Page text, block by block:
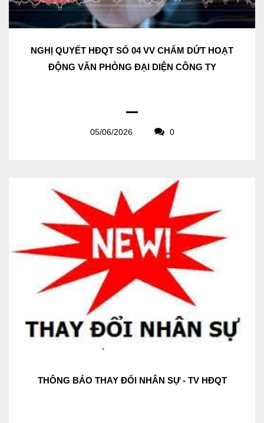
NGHỊ QUYẾT HĐQT SỐ 04 VV CHẤM DỨT HOẠT
ĐỘNG VĂN PHÒNG ĐẠI DIỆN CÔNG TY
05/06/2026 0
THÔNG BÁO THAY ĐỔI NHÂN SỰ - TV HĐQT